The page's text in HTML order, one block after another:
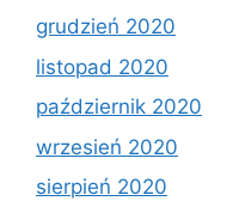
grudzień 2020
listopad 2020
październik 2020
wrzesień 2020
sierpień 2020